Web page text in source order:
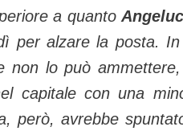
a quanto
per alzare la posta.
non lo può
capitale con una
però, avrebbe